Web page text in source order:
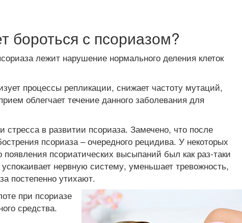
бороться с псориазом?
лежит нарушение нормального деления клеток
процессы репликации, снижает частоту мутаций,
облегчает течение данного заболевания для
в развитии псориаза. Замечено, что после
псориаза – очередного рецидива. У некоторых
псориатических высыпаний был как раз-таки
нервную систему, уменьшает тревожность,
постепенно утихают.
при псориазе
средства.